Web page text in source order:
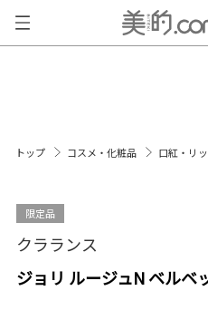
トップ コスメ・化粧品 口紅・リ
限定品
クラランス
ジョリ ルージュN ベルベ